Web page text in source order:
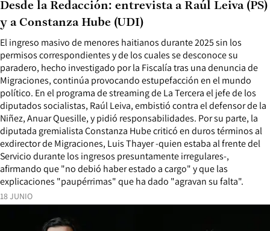
18 JUNIO
El ingreso masivo de menores haitianos durante 2025 sin los
permisos correspondientes y de los cuales se desconoce su
paradero, hecho investigado por la Fiscalía tras una denuncia de
Migraciones, continúa provocando estupefacción en el mundo
político. En el programa de streaming de La Tercera el jefe de los
diputados socialistas, Raúl Leiva, embistió contra el defensor de la
Niñez, Anuar Quesille, y pidió responsabilidades. Por su parte, la
diputada gremialista Constanza Hube criticó en duros términos al
exdirector de Migraciones, Luis Thayer -quien estaba al frente del
Servicio durante los ingresos presuntamente irregulares-,
afirmando que "no debió haber estado a cargo" y que las
explicaciones "paupérrimas" que ha dado "agravan su falta".
Desde la Redacción: entrevista a Raúl Leiva (PS)
y a Constanza Hube (UDI)